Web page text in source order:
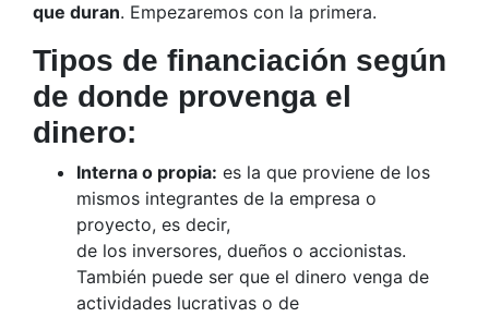
que duran. Empezaremos con la primera.
Tipos de financiación según
de donde provenga el
dinero:
Interna o propia: es la que proviene de los
mismos integrantes de la empresa o
proyecto, es decir,
de los inversores, dueños o accionistas.
También puede ser que el dinero venga de
actividades lucrativas o de